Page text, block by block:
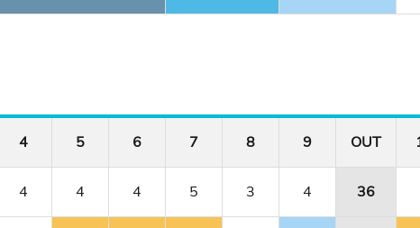
4 5 6 7 8 9 OUT
4 4 4 5 3 4 36